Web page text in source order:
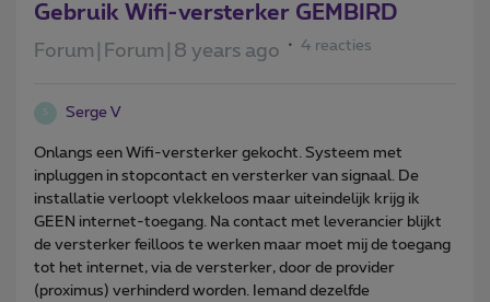
Gebruik Wifi-versterker GEMBIRD
Forum|Forum|8 years ago 4 reacties
S Serge V
Onlangs een Wifi-versterker gekocht. Systeem met
inpluggen in stopcontact en versterker van signaal. De
installatie verloopt vlekkeloos maar uiteindelijk krijg ik
GEEN internet-toegang. Na contact met leverancier blijkt
de versterker feilloos te werken maar moet mij de toegang
tot het internet, via de versterker, door de provider
(proximus) verhinderd worden. Iemand dezelfde